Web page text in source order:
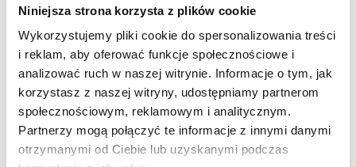
Niniejsza strona korzysta z plików cookie
Wykorzystujemy pliki cookie do spersonalizowania treści
i reklam, aby oferować funkcje społecznościowe i
analizować ruch w naszej witrynie. Informacje o tym, jak
korzystasz z naszej witryny, udostępniamy partnerom
społecznościowym, reklamowym i analitycznym.
Partnerzy mogą połączyć te informacje z innymi danymi
otrzymanymi od Ciebie lub uzyskanymi podczas
Potrzebujesz większą ilość? Zapraszamy do naszej
hurtowniiPrzejdź do hurtowni B2B